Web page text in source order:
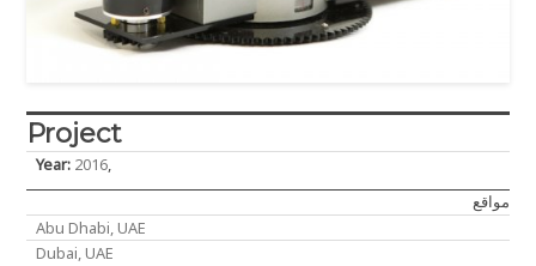
Project
Year: 2016,
مواقع
Abu Dhabi, UAE
Dubai, UAE